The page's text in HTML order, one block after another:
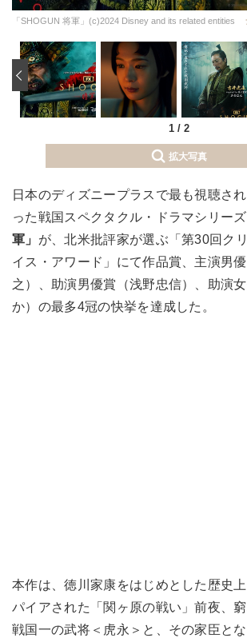
「SHOGUN 将軍」(c)2024 Disney and its related entities
1 / 2
‹
拡大写真
日本のディズニープラスで最も視聴さ
った戦国スペクタクル・ドラマシリーズ
軍」 が、北米批評家が選ぶ「第30回ク
イス・アワード」にて作品賞、主演男
之）、助演男優賞（浅野忠信）、助演
か）の最多4冠の快挙を達成した。
本作は、徳川家康をはじめとした歴史
パイアされた「関ヶ原の戦い」前夜、
戦国一の武将＜虎永＞と、その家臣と